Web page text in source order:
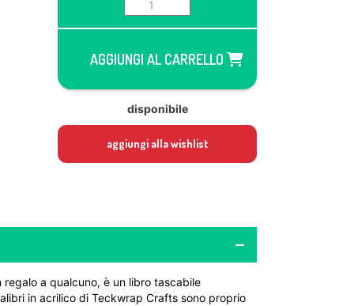
AGGIUNGI AL CARRELLO
disponibile
aggiungi alla wishlist
a qualcuno, è un libro tascabile
in acrilico di Teckwrap Crafts sono proprio